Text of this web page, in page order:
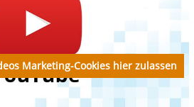
Marketing-Cookies hier zulassen